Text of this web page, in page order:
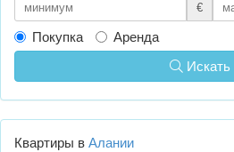
€
Покупка
Аренда
Искать
Квартиры в Алании